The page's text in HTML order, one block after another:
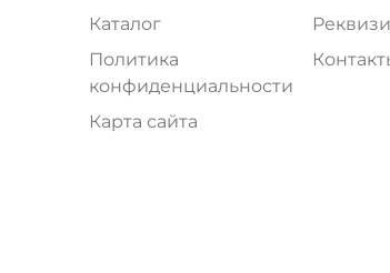
Каталог
Политика
конфиденциальности
Карта сайта